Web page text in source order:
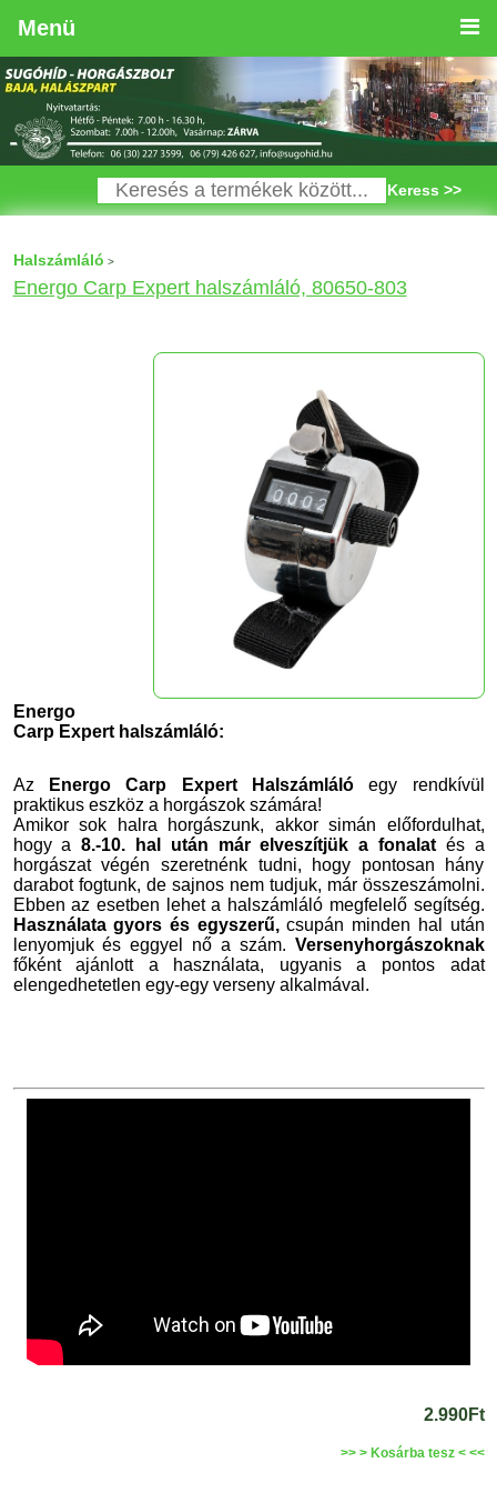
Menü
Keress >>
Halszámláló >
Energo Carp Expert halszámláló, 80650-803
Energo
Carp Expert halszámláló:
Az Energo Carp Expert Halszámlálóegy rendkívül
praktikus eszköz a horgászok számára!
Amikor sok halra horgászunk, akkor simán előfordulhat,
hogy a8.-10. hal után már elveszítjük a fonalatés a
horgászat végén szeretnénk tudni, hogy pontosan hány
darabot fogtunk, de sajnos nem tudjuk, már összeszámolni.
Ebben az esetben lehet a halszámláló megfelelő segítség.
Használata gyors és egyszerű,csupán minden hal után
lenyomjuk és eggyel nő a szám. Versenyhorgászoknak
főként ajánlott a használata, ugyanis a pontos adat
elengedhetetlen egy-egy verseny alkalmával.
2.990Ft
>> > Kosárba tesz < <<